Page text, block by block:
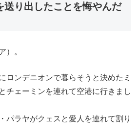
送り出したことを悔やんだ
）。
ロンデニオンで暮らそうと決めたミ
チェーミンを連れて空港に行きまし
パラヤがクェスと愛人を連れて割り